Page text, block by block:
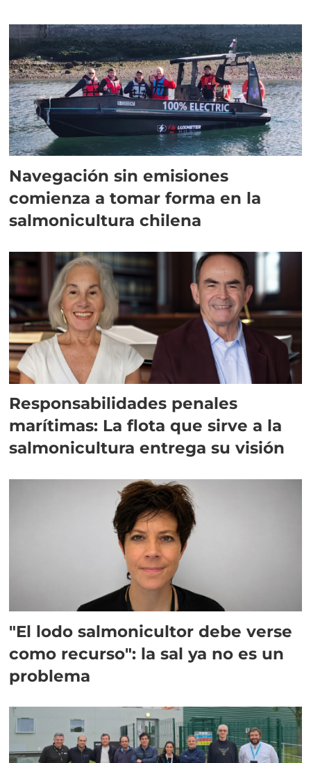
Navegación sin emisiones
comienza a tomar forma en la
salmonicultura chilena
Responsabilidades penales
marítimas: La flota que sirve a la
salmonicultura entrega su visión
"El lodo salmonicultor debe verse
como recurso": la sal ya no es un
problema